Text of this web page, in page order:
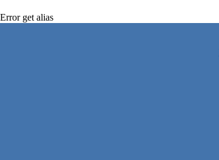
Error get alias